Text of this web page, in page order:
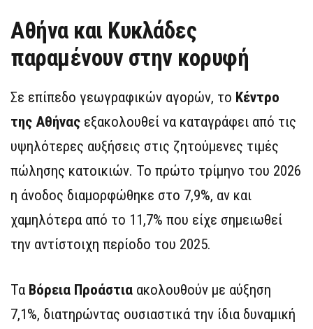
Αθήνα και Κυκλάδες
παραμένουν στην κορυφή
Σε επίπεδο γεωγραφικών αγορών, το Κέντρο
της Αθήνας εξακολουθεί να καταγράφει από τις
υψηλότερες αυξήσεις στις ζητούμενες τιμές
πώλησης κατοικιών. Το πρώτο τρίμηνο του 2026
η άνοδος διαμορφώθηκε στο 7,9%, αν και
χαμηλότερα από το 11,7% που είχε σημειωθεί
την αντίστοιχη περίοδο του 2025.
Τα Βόρεια Προάστια ακολουθούν με αύξηση
7,1%, διατηρώντας ουσιαστικά την ίδια δυναμική